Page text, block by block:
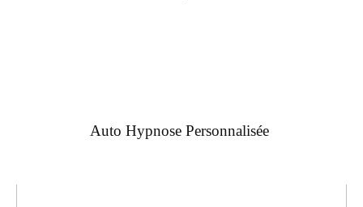
Auto Hypnose Personnalisée